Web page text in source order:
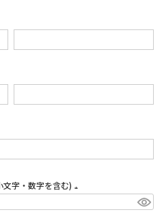
字・数字を含む)
(必